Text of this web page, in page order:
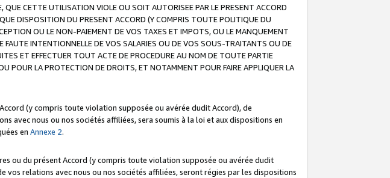
CETTE UTILISATION VIOLE OU SOIT AUTORISEE PAR LE PRESENT ACCORD
DISPOSITION DU PRESENT ACCORD (Y COMPRIS TOUTE POLITIQUE DU
OU LE NON-PAIEMENT DE VOS TAXES ET IMPOTS, OU LE MANQUEMENT
FAUTE INTENTIONNELLE DE VOS SALARIES OU DE VOS SOUS-TRAITANTS OU DE
ET EFFECTUER TOUT ACTE DE PROCEDURE AU NOM DE TOUTE PARTIE
POUR LA PROTECTION DE DROITS, ET NOTAMMENT POUR FAIRE APPLIQUER LA
(y compris toute violation supposée ou avérée dudit Accord), de
avec nous ou nos sociétés affiliées, sera soumis à la loi et aux dispositions en
en Annexe 2.
ou du présent Accord (y compris toute violation supposée ou avérée dudit
relations avec nous ou nos sociétés affiliées, seront régies par les dispositions